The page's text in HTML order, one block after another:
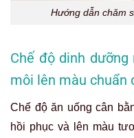
Hướng dẫn chăm
Chế độ dinh
môi lên màu chuẩn
Chế độ ăn uống cân
hồi phục và lên màu